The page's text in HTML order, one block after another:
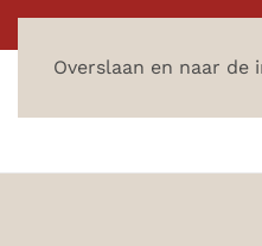
Overslaan en naar de